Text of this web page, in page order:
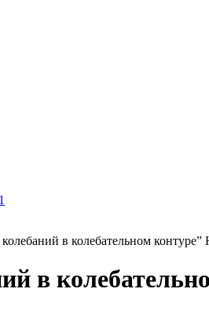
в колебательном контуре”
в